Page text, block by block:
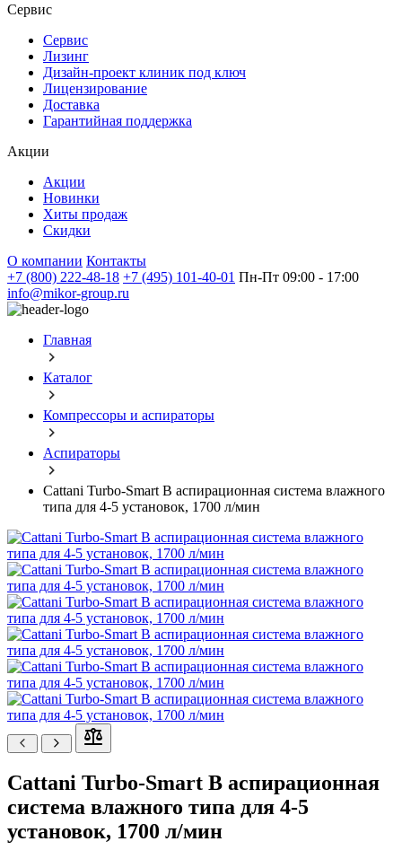
Сервис
Сервис
Лизинг
Дизайн-проект клиник под ключ
Лицензирование
Доставка
Гарантийная поддержка
Акции
Акции
Новинки
Хиты продаж
Скидки
О компании Контакты
+7 (800) 222-48-18 +7 (495) 101-40-01 Пн-Пт 09:00 - 17:00
info@mikor-group.ru
Главная
Каталог
Компрессоры и аспираторы
Аспираторы
Cattani Turbo-Smart В аспирационная система влажного
типа для 4-5 установок, 1700 л/мин
Cattani Turbo-Smart В аспирационная
система влажного типа для 4-5
установок, 1700 л/мин